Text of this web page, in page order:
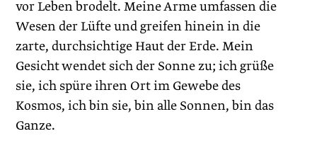
vor Leben brodelt. Meine Arme umfassen die
Wesen der Lüfte und greifen hinein in die
zarte, durchsichtige Haut der Erde. Mein
Gesicht wendet sich der Sonne zu; ich grüße
sie, ich spüre ihren Ort im Gewebe des
Kosmos, ich bin sie, bin alle Sonnen, bin das
Ganze.